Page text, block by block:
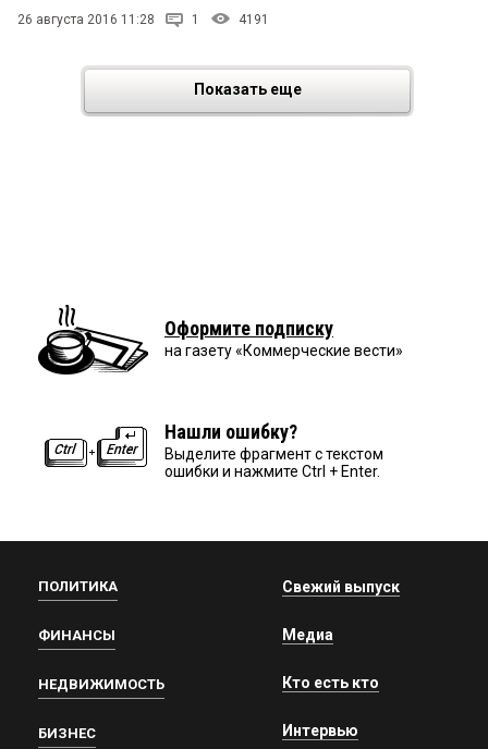
26 августа 2016 11:28 1 4191
Показать еще
Оформите подписку
на газету «Коммерческие вести»
Нашли ошибку?
Выделите фрагмент с текстом
ошибки и нажмите Ctrl + Enter.
ПОЛИТИКА
ФИНАНСЫ
НЕДВИЖИМОСТЬ
БИЗНЕС
Свежий выпуск
Медиа
Кто есть кто
Интервью